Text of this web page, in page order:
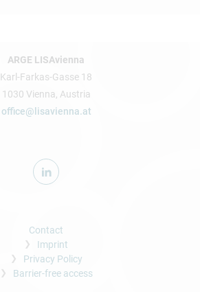
ARGE LISAvienna
Karl-Farkas-Gasse 18
1030 Vienna, Austria
office@lisavienna.at
Contact
Imprint
Privacy Policy
Barrier-free access